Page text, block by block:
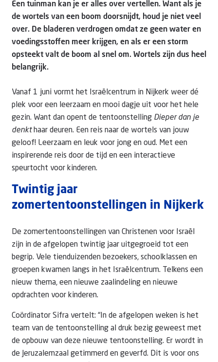
Een tuinman kan je er alles over vertellen. Want als je
de wortels van een boom doorsnijdt, houd je niet veel
over. De bladeren verdrogen omdat ze geen water en
voedingsstoffen meer krijgen, en als er een storm
opsteekt valt de boom al snel om. Wortels zijn dus heel
belangrijk.
Vanaf 1 juni vormt het Israëlcentrum in Nijkerk weer dé
plek voor een leerzaam en mooi dagje uit voor het hele
gezin. Want dan opent de tentoonstelling Dieper dan je
denkthaar deuren. Een reis naar de wortels van jouw
geloof! Leerzaam en leuk voor jong en oud. Met een
inspirerende reis door de tijd en een interactieve
speurtocht voor kinderen.
Twintig jaar
zomertentoonstellingen in Nijkerk
De zomertentoonstellingen van Christenen voor Israël
zijn in de afgelopen twintig jaar uitgegroeid tot een
begrip. Vele tienduizenden bezoekers, schoolklassen en
groepen kwamen langs in het Israëlcentrum. Telkens een
nieuw thema, een nieuwe zaalindeling en nieuwe
opdrachten voor kinderen.
Coördinator Sifra vertelt: “In de afgelopen weken is het
team van de tentoonstelling al druk bezig geweest met
de opbouw van deze nieuwe tentoonstelling. Er wordt in
de Jeruzalemzaal getimmerd en geverfd. Dit is voor ons